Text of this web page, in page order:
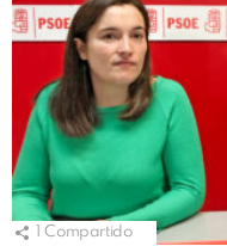
Compartido